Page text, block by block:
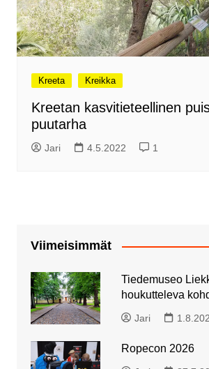
Kreeta Kreikka
Kreetan kasvitieteellinen
puutarha
Jari 4.5.2022 1
Viimeisimmät
Tiedemuseo
houkutteleva
Jari
Ropecon 2026